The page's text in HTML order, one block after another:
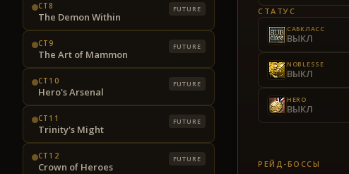
CT8
The Demon Within
FUTURE
CT9
The Art of Mammon
FUTURE
CT10
Hero's Arsenal
FUTURE
CT11
Trinity's Might
FUTURE
CT12
Crown of Heroes
FUTURE
СТАТУС
САБКЛАСС
ВЫКЛ
NOBLESSE
ВЫКЛ
HERO
ВЫКЛ
РЕЙД-БОССЫ